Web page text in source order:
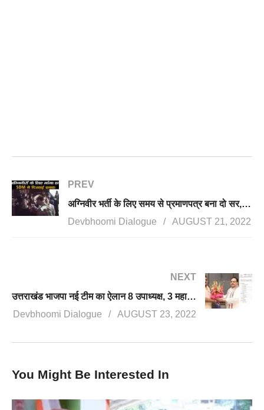
PREV
अग्निवीर भर्ती के लिए समय से प्रमाणपत्र बना दो सर, तो SDM का जवाब, मैंने क्या दुकान खोल रखी है?
Devbhoomi Dialogue
AUGUST 21, 2022
NEXT
उत्तराखंड भाजपा नई टीम का ऐलान 8 उपाध्यक्ष, 3 महामंत्री और 8 मंत्री शामिल, जिन विधायकों का टिकट कटा, उन्हें भी जिम्मेदारी
Devbhoomi Dialogue
AUGUST 23, 2022
You Might Be Interested In